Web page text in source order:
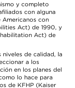
y completo
con alguna
con
Act) de 1990, y
Act) de
niveles de calidad, la
a los
en los planes del
lo hace para
de KFHP (Kaiser